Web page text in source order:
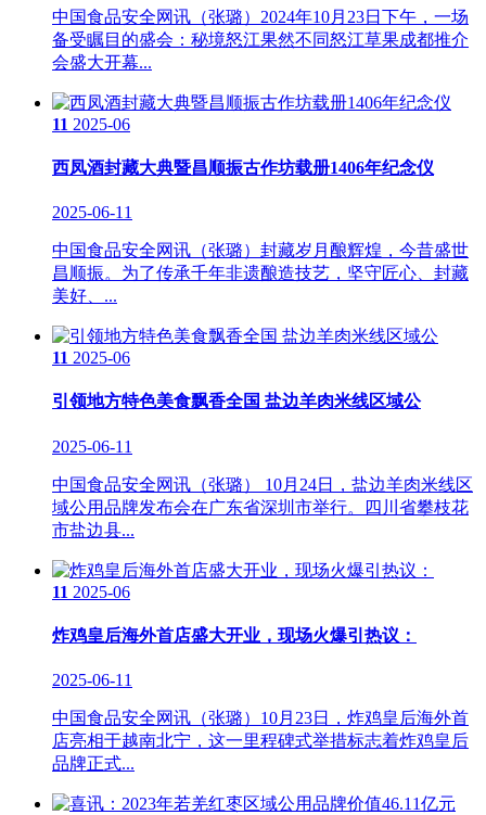
中国食品安全网讯（张璐）2024年10月23日下午，一场
备受瞩目的盛会：秘境怒江果然不同怒江草果成都推介
会盛大开幕...
11 2025-06
西凤酒封藏大典暨昌顺振古作坊载册1406年纪念仪
2025-06-11
中国食品安全网讯（张璐）封藏岁月酿辉煌，今昔盛世
昌顺振。为了传承千年非遗酿造技艺，坚守匠心、封藏
美好、...
11 2025-06
引领地方特色美食飘香全国 盐边羊肉米线区域公
2025-06-11
中国食品安全网讯（张璐） 10月24日，盐边羊肉米线区
域公用品牌发布会在广东省深圳市举行。四川省攀枝花
市盐边县...
11 2025-06
炸鸡皇后海外首店盛大开业，现场火爆引热议：
2025-06-11
中国食品安全网讯（张璐）10月23日，炸鸡皇后海外首
店亮相于越南北宁，这一里程碑式举措标志着炸鸡皇后
品牌正式...